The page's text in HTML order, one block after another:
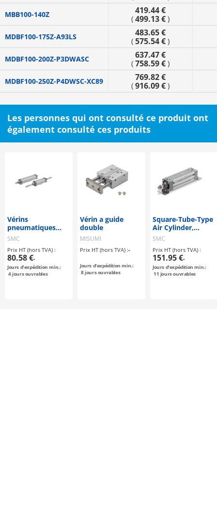
MBB100-140Z 419.44 €
( 499.13 € )
MDBF100-175Z-A93LS 483.65 €
( 575.54 € )
MDBF100-200Z-P3DWASC 637.47 €
( 758.59 € )
MDBF100-250Z-P4DWSC-XC89 769.82 €
( 916.09 € )
Les personnes qui ont consulté ce produit ont
également consulté ces produits
Vérins
pneumatiques
conformes ISO
(15552), type
standard, double
effet, tige
simple/traversante
Série CP96, ø32 à
SMC
Prix HT (hors TVA) :
80.58 €-
Jours d'expédition min.:
4jours ouvrables
Vérin a guide
double
MISUMI
Prix HT (hors TVA) :-
Jours d'expédition min.:
8jours ouvrables
Square-Tube-Type
Air Cylinder,
Standard Type,
Double Acting,
Single Rod MB1
Series
SMC
Prix HT (hors TVA) :
151.95 €-
Jours d'expédition min.:
11 jours ouvrables